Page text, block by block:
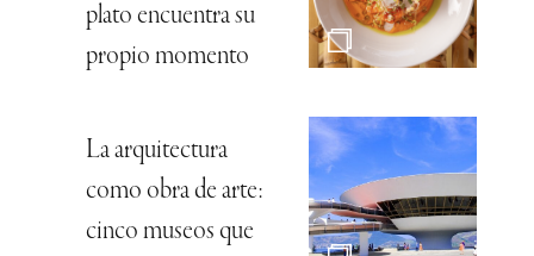
plato encuentra su
propio momento
La arquitectura
como obra de arte:
cinco museos que